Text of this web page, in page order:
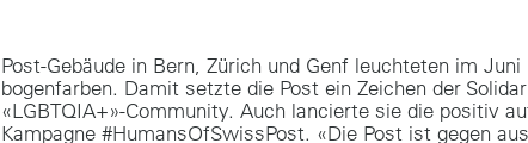
Post-Gebäude in Bern, Zürich und Genf leuchteten im Juni
bogenfarben. Damit setzte die Post ein Zeichen der
«LGBTQIA+»-Community. Auch lancierte sie die positiv
Kampagne #HumansOfSwissPost. «Die Post ist gegen